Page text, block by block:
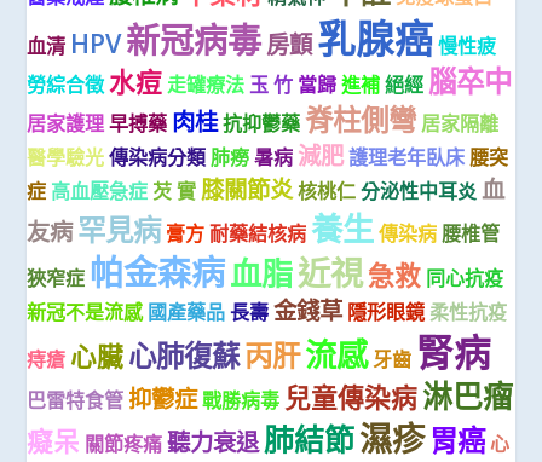
血清 HPV新冠病毒房顫乳腺癌 慢性疲
勞綜合徵水痘 走罐療法 玉 竹 當歸 進補 絕經 腦卒中
居家護理 早搏藥 肉桂抗抑鬱藥 脊柱側彎 居家隔離
醫學驗光 傳染病分類 肺癆 暑病 減肥護理老年臥床 腰突
症 高血壓急症 芡 實 膝關節炎核桃仁 分泌性中耳炎 血
友病罕見病 膏方 耐藥結核病 養生 傳染病 腰椎管
狹窄症 帕金森病血脂近視急救 同心抗疫
新冠不是流感 國產藥品 長壽 金錢草 隱形眼鏡 柔性抗疫
痔瘡 心臟心肺復蘇丙肝流感牙齒 腎病
巴雷特食管 抑鬱症戰勝病毒 兒童傳染病淋巴瘤
癡呆 關節疼痛 聽力衰退肺結節濕疹 胃癌心